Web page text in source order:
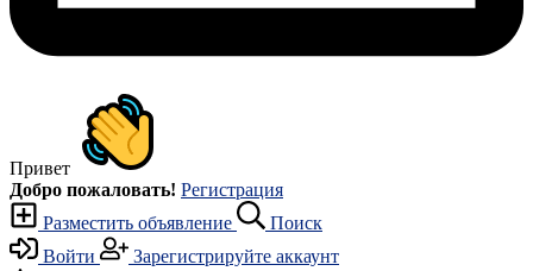
Привет
Добро пожаловать! Регистрация
Разместить объявление
Поиск
Войти
Зарегистрируйте аккаунт